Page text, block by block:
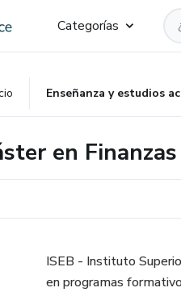
Categorías
Enseñanza y estudios
en Finanzas
ISEB - Instituto
en programas